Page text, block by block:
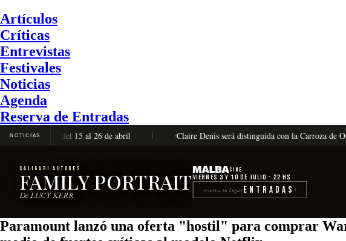
Artículos
Críticas
Entrevistas
Festivales
Noticias
Agenda
Reserva de Entradas
NOTICIAS
completa, del 15 al 26 de abril Claire Denis será distinguida con la Carroza de Oro
CALIGARI AUTORES
FAMILY PORTRAIT
De LUCY KERR
Cine
Viernes 3 y 10 de julio · 22 hs
reserva tu lugarEntradas ›
Paramount lanzó una oferta "hostil" para comprar